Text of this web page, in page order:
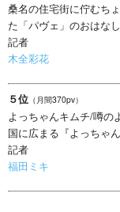
桑名の住宅街に佇むち
た「パヴェ」のおはな
記者
木全彩花
５位 （月間370pv）
よっちゃんキムチ/噂の
国に広まる『よっちゃ
記者
福田ミキ